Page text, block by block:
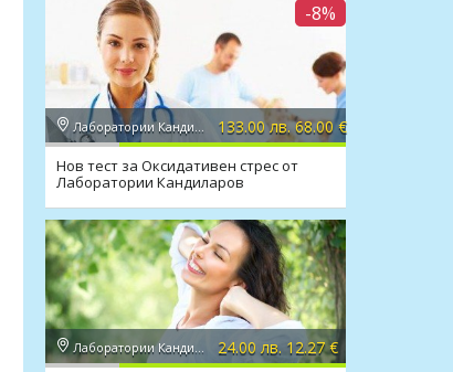
-8%
Лаборатории Кандиларов 133.00 лв. 68.00 €
Нов тест за Оксидативен стрес от
Лаборатории Кандиларов
Лаборатории Кандиларов 24.00 лв. 12.27 €